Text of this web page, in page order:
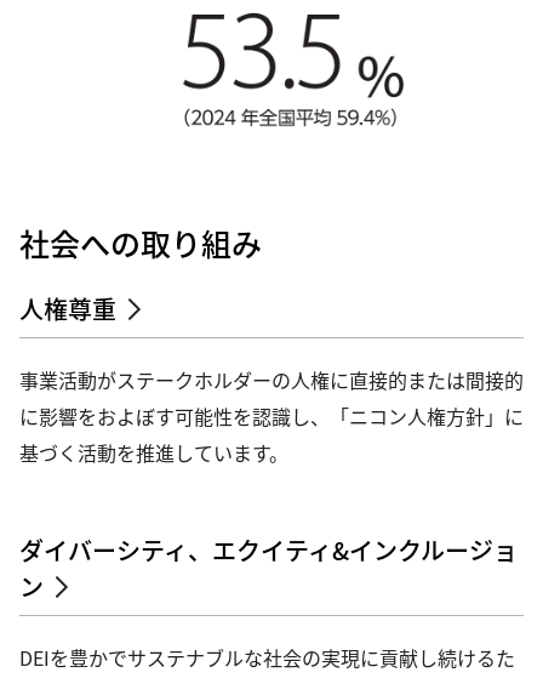
社会への取り組み
人権尊重
事業活動がステークホルダーの人権に直接的または間接的
に影響をおよぼす可能性を認識し、「ニコン人権方針」に
基づく活動を推進しています。
ダイバーシティ、エクイティ&インクルージョ
ン
DEIを豊かでサステナブルな社会の実現に貢献し続けるた